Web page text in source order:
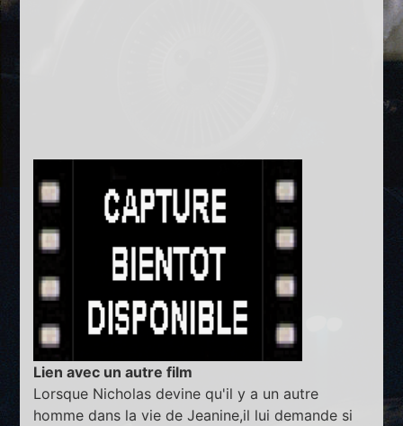
Lien avec un autre film
Lorsque Nicholas devine qu'il y a un autre
homme dans la vie de Jeanine,il lui demande si